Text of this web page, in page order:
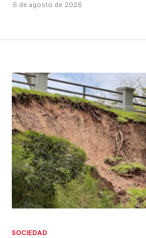
6 de agosto de 2026
SOCIEDAD